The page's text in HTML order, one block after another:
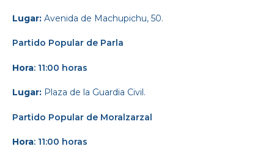
Lugar: Avenida de Machupichu, 50.
Partido Popular de Parla
Hora: 11:00 horas
Lugar: Plaza de la Guardia Civil.
Partido Popular de Moralzarzal
Hora: 11:00 horas